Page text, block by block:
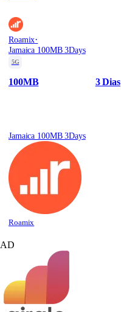
Roamix·
Jamaica 100MB 3Days
5G
100MB 3 Dias
Jamaica 100MB 3Days
Roamix
AD